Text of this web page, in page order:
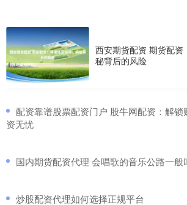
西安期货配资 期货配资
秘背后的风险
配资靠谱股票配资门户 股牛网配资：解
资无忧
国内期货配资代理 会唱歌的音乐公路一般
​炒股配资代理如何选择正规平台